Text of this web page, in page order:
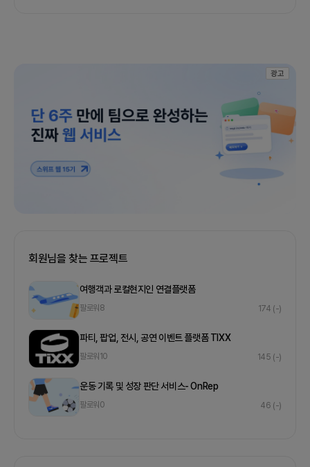
광고
회원님을 찾는 프로젝트
여행객과 로컬현지인 연결플랫폼
팔로워 8 174 (-)
파티, 팝업, 전시, 공연 이벤트 플랫폼 TIXX
팔로워 10 145 (-)
운동 기록 및 성장 판단 서비스- OnRep
팔로워 0 46 (-)